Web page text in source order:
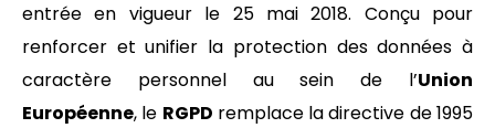
entrée en vigueur le 25 mai 2018. Conçu pour
renforcer et unifier la protection des données à
caractère personnel au sein de l’Union
Européenne, le RGPD remplace la directive de 1995